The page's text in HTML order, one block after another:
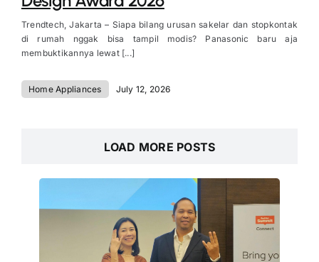
Trendtech, Jakarta – Siapa bilang urusan sakelar dan stopkontak
di rumah nggak bisa tampil modis? Panasonic baru aja
membuktikannya lewat [...]
Home Appliances July 12, 2026
LOAD MORE POSTS